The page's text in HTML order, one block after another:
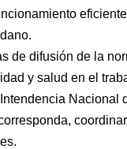
de difusión de la
y salud en el
Nacional